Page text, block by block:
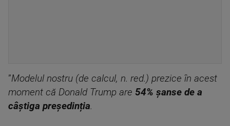
”Modelul nostru (de calcul, n. red.) prezice în acest
moment că Donald Trump are 54% șanse de a
câștiga președinția.